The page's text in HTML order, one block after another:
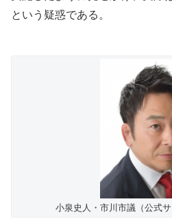
という疑惑である。
小泉史人・市川市議（公式サ